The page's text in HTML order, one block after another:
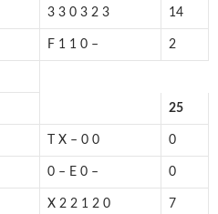
3 3 0 3 2 3 14
F 1 1 0 – 2
25
T X – 0 0 0
0 – E 0 – 0
X 2 2 1 2 0 7